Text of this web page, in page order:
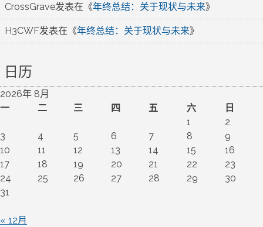
CrossGrave发表在《年终总结：关于现状与未来》
H3CWF发表在《年终总结：关于现状与未来》
日历
2026年 8月
一
二 三 四 五 六
日
1
2
3
4 5 6 7 8
9
10
11 12 13 14 15
16
17
18 19 20 21 22
23
24
25 26 27 28 29
30
31
« 12月